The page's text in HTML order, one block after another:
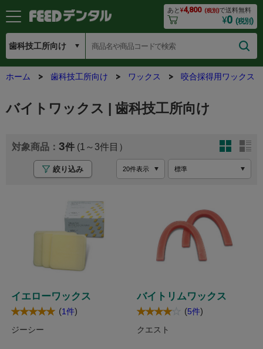
あと¥4,800 (税別)で送料無料
¥0 (税別)
ホーム 歯科技工所向け ワックス 咬合採得用ワックス
バイトワックス | 歯科技工所向け
3 (1～3
絞り込み
イエローワックス
(1件)
ジーシー
バイトリムワックス
(5件)
クエスト